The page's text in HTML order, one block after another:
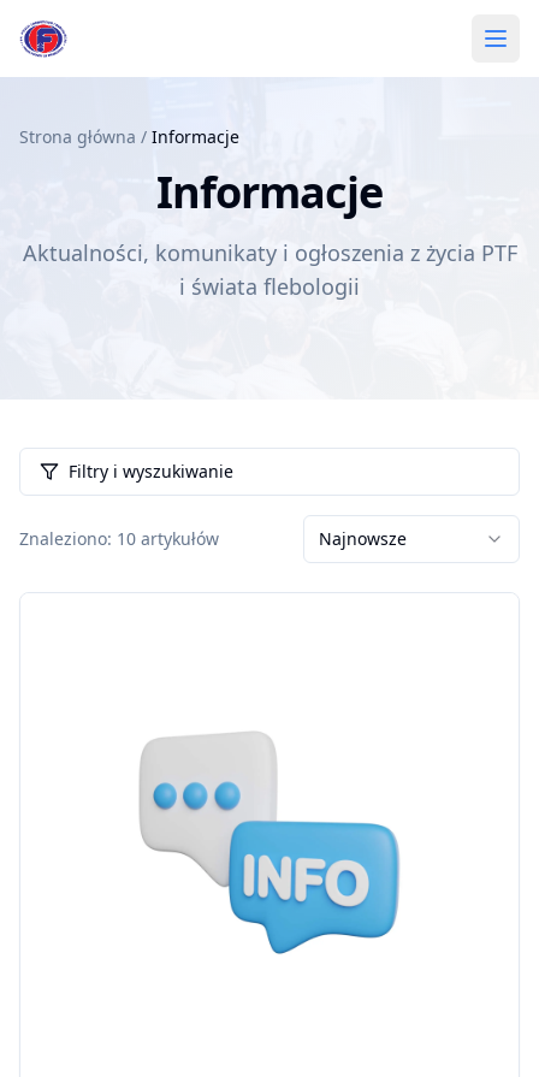
Strona główna / Informacje
Informacje
Aktualności, komunikaty i ogłoszenia z życia PTF
i świata flebologii
Filtry i wyszukiwanie
Znaleziono: 10 artykułów Najnowsze